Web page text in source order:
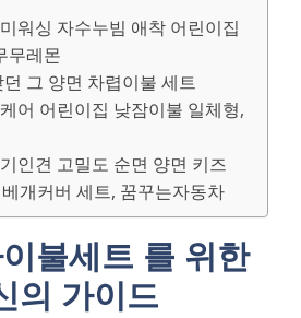
워싱 자수누빔 애착 어린이집
무레몬
그 양면 차렵이불 세트
어 어린이집 낮잠이불 일체형,
인견 고밀도 순면 양면 키즈
개커버 세트, 꿈꾸는자동차
불세트 를 위한
의 가이드